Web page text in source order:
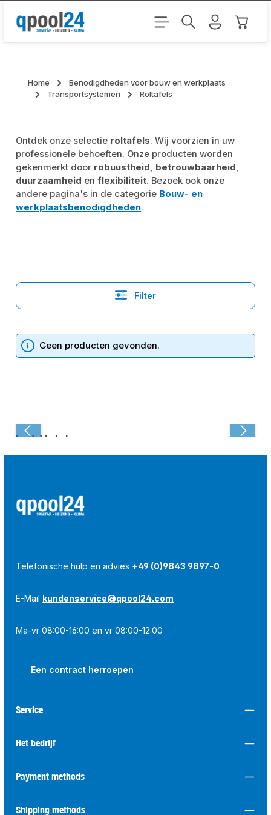
Ga naar de hoofdinhoud
Home
Benodigdheden voor bouw en werkplaats
Transportsystemen
Roltafels
Ontdek onze selectie roltafels. Wij voorzien in uw
professionele behoeften. Onze producten worden
gekenmerkt door robuustheid, betrouwbaarheid,
duurzaamheid enflexibiliteit. Bezoek ook onze
andere pagina's in de categorie Bouw- en
werkplaatsbenodigdheden.
Filter
Geen producten gevonden.
Laatst bekeken:
Telefonische hulp en advies +49 (0)9843 9897-0
E-Mail kundenservice@qpool24.com
Ma-vr 08:00-16:00 en vr 08:00-12:00
Een contract herroepen
Service
Het bedrijf
Payment methods
Shipping methods